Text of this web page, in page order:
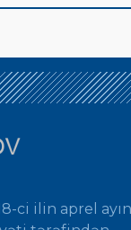
ci ilin aprel